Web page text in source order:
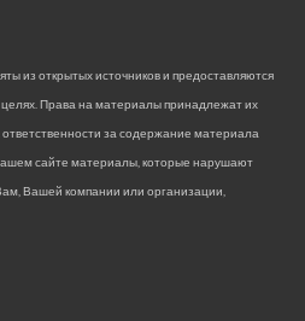
из открытых источников и предоставляются
Права на материалы принадлежат их
за содержание материала
сайте материалы, которые нарушают
Вашей компании или организации,